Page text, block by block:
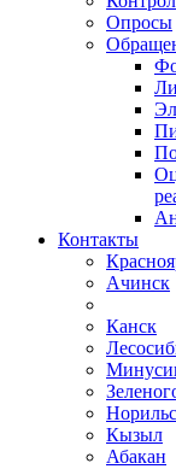
Опросы
Контакты
Ачинск
Канск
Кызыл
Абакан